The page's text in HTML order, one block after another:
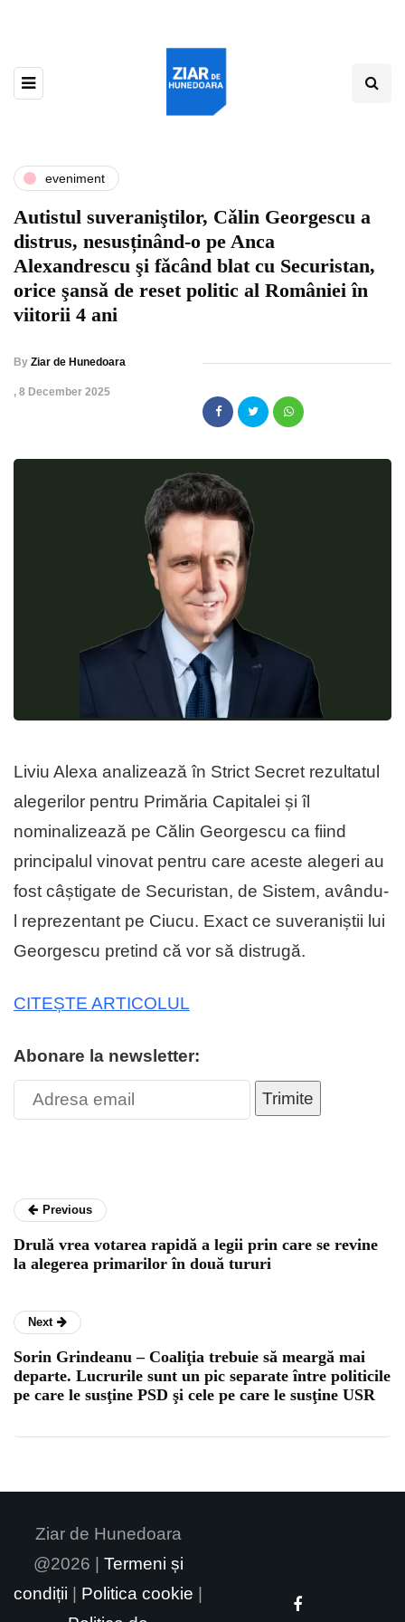
eveniment
Autistul suveraniştilor, Cǎlin Georgescu a
distrus, nesusținând-o pe Anca
Alexandrescu şi fǎcând blat cu Securistan,
orice şansǎ de reset politic al României în
viitorii 4 ani
By Ziar de Hunedoara
, 8 December 2025
Liviu Alexa analizează în Strict Secret rezultatul
alegerilor pentru Primăria Capitalei și îl
nominalizează pe Călin Georgescu ca fiind
principalul vinovat pentru care aceste alegeri au
fost câștigate de Securistan, de Sistem, avându-
l reprezentant pe Ciucu. Exact ce suveraniștii lui
Georgescu pretind că vor să distrugă.
CITEȘTE ARTICOLUL
Abonare la newsletter:
Trimite
Previous
Drulă vrea votarea rapidă a legii prin care se revine
la alegerea primarilor în două tururi
Next
Sorin Grindeanu – Coaliţia trebuie să meargă mai
departe. Lucrurile sunt un pic separate între politicile
pe care le susţine PSD şi cele pe care le susţine USR
Ziar de Hunedoara
@2026 | Termeni și
condiții
Politica cookie